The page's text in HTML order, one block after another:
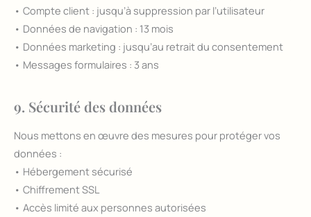
• Compte client : jusqu’à suppression par l’utilisateur
• Données de navigation : 13 mois
• Données marketing : jusqu’au retrait du consentement
• Messages formulaires : 3 ans
9. Sécurité des données
Nous mettons en œuvre des mesures pour protéger vos
données :
• Hébergement sécurisé
• Chiffrement SSL
• Accès limité aux personnes autorisées